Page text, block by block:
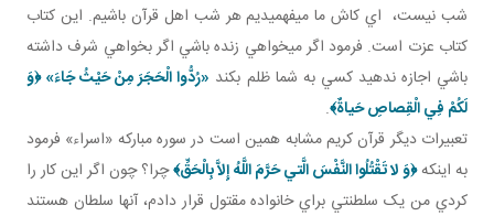
شب نيست، اي کاش ما مي فهميديم هر شب اهل قرآن باشيم. اين کتاب
کتاب عزت است. فرمود اگر مي خواهي زنده باشي اگر بخواهي شرف داشته
باشي اجازه ندهيد کسي به شما ظلم بکند «رُدُّوا الْحَجَرَ مِنْ حَيْثُ جَاءَ» ﴿وَ
لَكُمْ فِي الْقِصاصِ حَياةٌ﴾.
تعبيرات ديگر قرآن کريم مشابه همين است در سوره مبارکه «اسراء» فرمود
به اينکه﴿وَ لا تَقْتُلُوا النَّفْسَ الَّتي‏ حَرَّمَ اللَّهُ إِلاَّ بِالْحَقِّ﴾چرا؟ چون اگر اين کار را
کردي من يک سلطنتي براي خانواده مقتول قرار دادم، آنها سلطان هستند